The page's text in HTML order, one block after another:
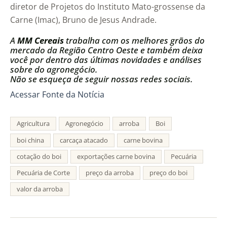
diretor de Projetos do Instituto Mato-grossense da
Carne (Imac), Bruno de Jesus Andrade.
A MM Cereais trabalha com os melhores grãos do
mercado da Região Centro Oeste e também deixa
você por dentro das últimas novidades e análises
sobre do agronegócio.
Não se esqueça de seguir nossas redes sociais.
Acessar Fonte da Notícia
Agricultura Agronegócio arroba
Boi
boi china
carcaça atacado
carne bovina
cotação do boi
exportações carne bovina
Pecuária
Pecuária de Corte
preço da arroba
preço do boi
valor da arroba